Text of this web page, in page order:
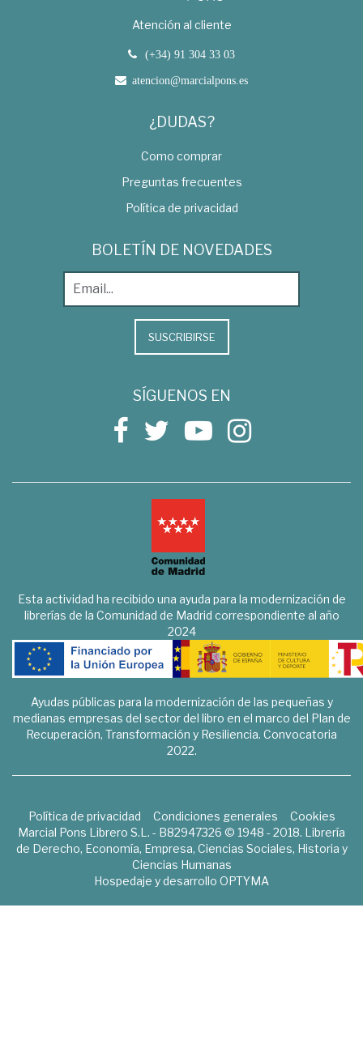
Atención al cliente
(+34) 91 304 33 03
atencion@marcialpons.es
¿DUDAS?
Como comprar
Preguntas frecuentes
Política de privacidad
BOLETÍN DE NOVEDADES
SUSCRIBIRSE
SÍGUENOS EN
Esta actividad ha recibido una ayuda para la modernización de
librerías de la Comunidad de Madrid correspondiente al año
2024
Ayudas públicas para la modernización de las pequeñas y
medianas empresas del sector del libro en el marco del Plan de
Recuperación, Transformación y Resiliencia. Convocatoria
2022.
Política de privacidad Condiciones generales
Cookies
Marcial Pons Librero S.L. - B82947326 © 1948 - 2018. Librería
de Derecho, Economía, Empresa, Ciencias Sociales, Historia y
Ciencias Humanas
Hospedaje y desarrollo OPTYMA